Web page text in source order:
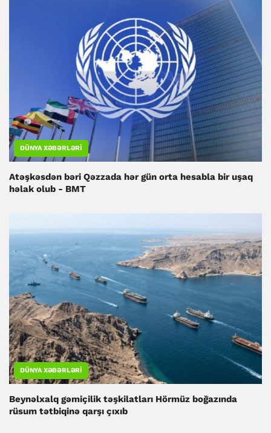
DÜNYA XƏBƏRLƏRI
Atəşkəsdən bəri Qəzzada hər gün orta hesabla bir uşaq
həlak olub - BMT
DÜNYA XƏBƏRLƏRI
Beynəlxalq gəmiçilik təşkilatları Hörmüz boğazında
rüsum tətbiqinə qarşı çıxıb